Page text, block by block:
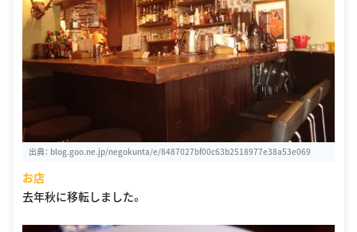
出典： blog.goo.ne.jp/negokunta/e/8487027bf00c63b2518977e38a53e069
お店
去年秋に移転しました。